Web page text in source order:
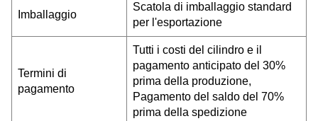
Imballaggio
Scatola di imballaggio standard
per l'esportazione
Termini di
pagamento
Tutti i costi del cilindro e il
pagamento anticipato del 30%
prima della produzione,
Pagamento del saldo del 70%
prima della spedizione